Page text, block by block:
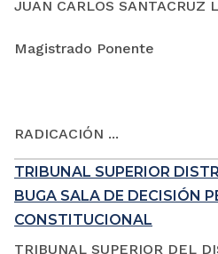
JUAN CARLOS SANTACRUZ
Magistrado Ponente
RADICACIÓN ...
TRIBUNAL SUPERIOR
BUGA SALA DE DECISIÓN
CONSTITUCIONAL
TRIBUNAL SUPERIOR DEL